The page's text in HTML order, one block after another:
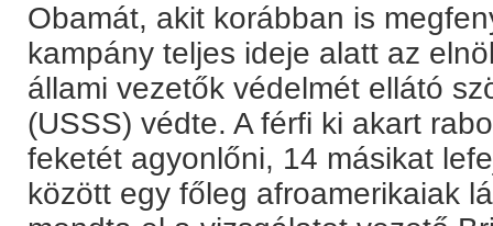
Obamát, akit korábban is
kampány teljes ideje alatt az
állami vezetők védelmét ellátó
(USSS) védte. A férfi ki akart
feketét agyonlőni, 14 másikat
között egy főleg afroamerikaiak